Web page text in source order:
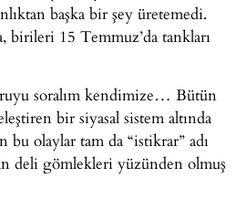
başka bir şey üretemedi.
birileri 15 Temmuz’da tankları
soralım kendimize… Bütün
bir siyasal sistem altında
olaylar tam da “istikrar” adı
deli gömlekleri yüzünden olmuş